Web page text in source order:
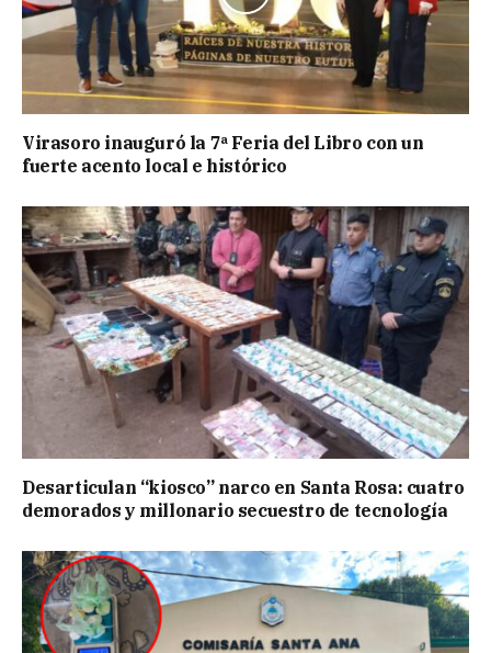
Virasoro inauguró la 7ª Feria del Libro con un
fuerte acento local e histórico
Desarticulan “kiosco” narco en Santa Rosa: cuatro
demorados y millonario secuestro de tecnología